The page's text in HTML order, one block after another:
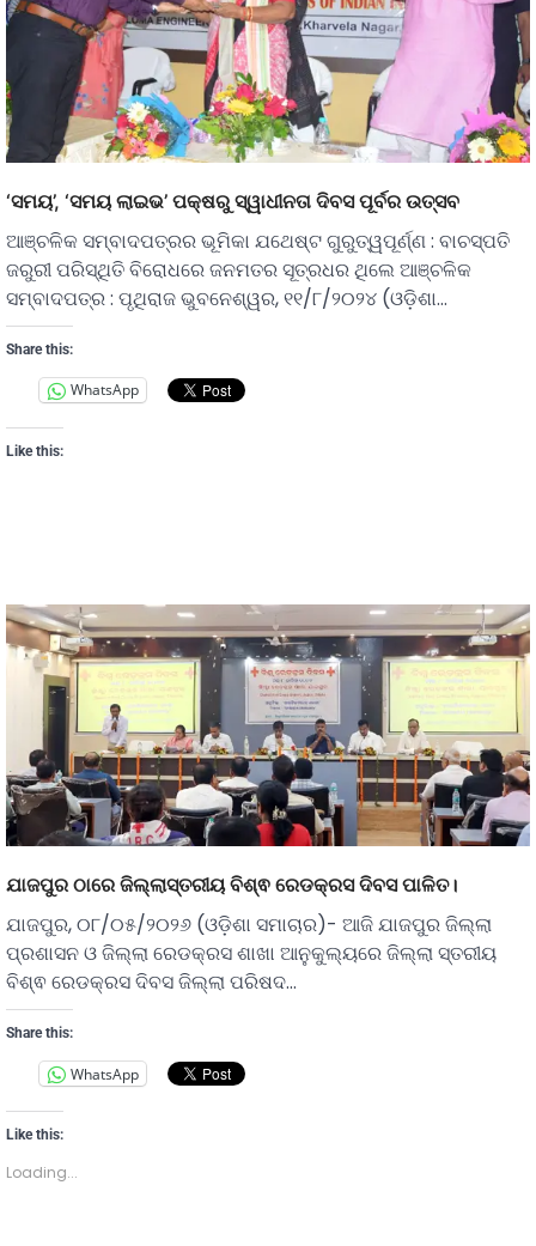
‘ସମୟ’, ‘ସମୟ ଲାଇଭ’ ପକ୍ଷରୁ ସ୍ୱାଧୀନତା ଦିବସ ପୂର୍ବର ଉତ୍ସବ
ଆଞ୍ଚଳିକ ସମ୍ବାଦପତ୍ରର ଭୂମିକା ଯଥେଷ୍ଟ ଗୁରୁତ୍ୱପୂର୍ଣ୍ଣ : ବାଚସ୍ପତି
ଜରୁରୀ ପରିସ୍ଥିତି ବିରୋଧରେ ଜନମତର ସୂତ୍ରଧର ଥିଲେ ଆଞ୍ଚଳିକ
ସମ୍ବାଦପତ୍ର : ପୃଥିରାଜ ଭୁବନେଶ୍ୱର, ୧୧/୮/୨୦୨୪ (ଓଡ଼ିଶା…
Share this:
WhatsApp
Like this:
ଯାଜପୁର ଠାରେ ଜିଲ୍ଲାସ୍ତରୀୟ ବିଶ୍ଵ ରେଡକ୍ରସ ଦିବସ ପାଳିତ।
ଯାଜପୁର, ୦୮/୦୫/୨୦୨୬ (ଓଡ଼ିଶା ସମାଚାର)- ଆଜି ଯାଜପୁର ଜିଲ୍ଲା
ପ୍ରଶାସନ ଓ ଜିଲ୍ଲା ରେଡକ୍ରସ ଶାଖା ଆନୁକୁଲ୍ୟରେ ଜିଲ୍ଲା ସ୍ତରୀୟ
ବିଶ୍ଵ ରେଡକ୍ରସ ଦିବସ ଜିଲ୍ଲା ପରିଷଦ…
Share this:
WhatsApp
Like this:
Loading...